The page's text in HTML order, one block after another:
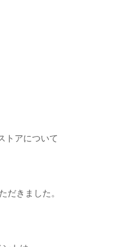
トアについて
だきました。